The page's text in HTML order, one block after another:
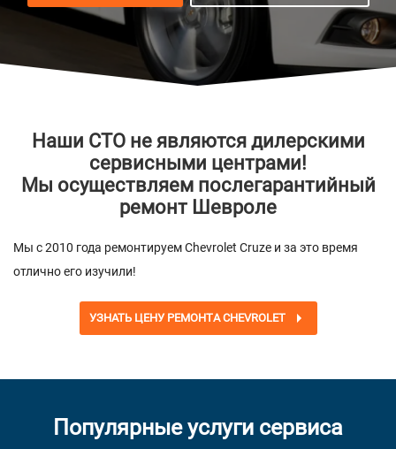
Наши СТО не являются дилерскими
сервисными центрами!
Мы осуществляем послегарантийный
ремонт Шевроле
Мы с 2010 года ремонтируем Chevrolet Cruze и за это время
отлично его изучили!
УЗНАТЬ ЦЕНУ РЕМОНТА CHEVROLET
Популярные услуги сервиса